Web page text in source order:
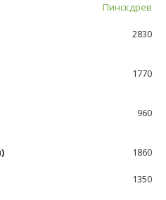
Пинскдрев
2830
1770
960
1860
1350